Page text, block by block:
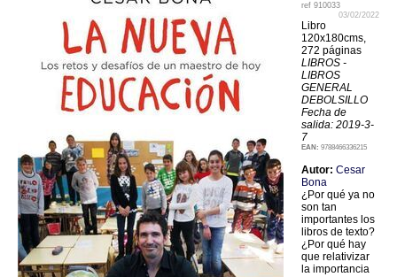
ref 910033
03/02/2022
Libro
120x180cms,
272 páginas
LIBROS -
LIBROS
GENERAL
DEBOLSILLO
Fecha de
salida: 2019-3-
7
EAN: 9788466336215
Autor: Cesar
Bona
¿Por qué ya no
son tan
importantes los
libros de texto?
¿Por qué hay
que relativizar
la importancia